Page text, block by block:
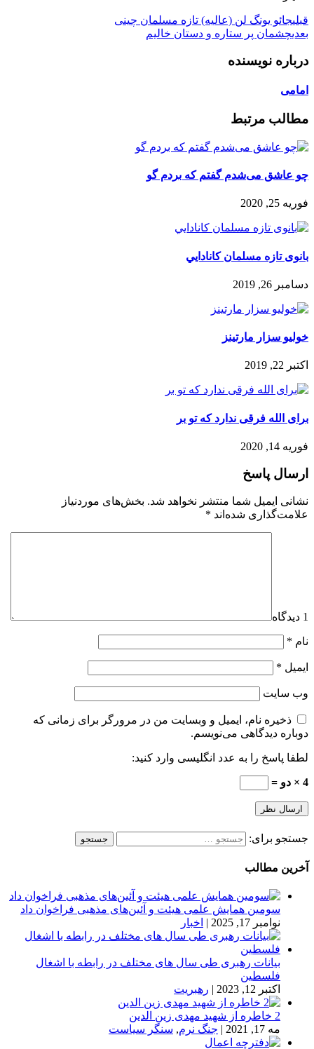
قبلیجائو یونگ لن (عالیه) تازه مسلمان چینی
بعدیچشمان پر ستاره و دستان خالیم
درباره نویسنده
امامی
مطالب مرتبط
چو عاشق می‌شدم گفتم که بردم گو
فوریه 25, 2020
بانوی تازه مسلمان كانادايي
دسامبر 26, 2019
خولیو سزار مارتینز
اکتبر 22, 2019
برای الله فرقی ندارد که تو بر
فوریه 14, 2020
ارسال پاسخ
نشانی ایمیل شما منتشر نخواهد شد. بخش‌های موردنیاز
علامت‌گذاری شده‌اند *
1 دیدگاه
نام *
ایمیل *
وب‌ سایت
ذخیره نام، ایمیل و وبسایت من در مرورگر برای زمانی که
دوباره دیدگاهی می‌نویسم.
لطفا پاسخ را به عدد انگلیسی وارد کنید:
4 × دو =
جستجو برای:
آخرین مطالب
سومین همایش علمی هیئت و آئین‌های مذهبی فراخوان داد
نوامبر 17, 2025
| اخبار
بیانات رهبری طی سال های مختلف در رابطه با اشغال
فلسطین
اکتبر 12, 2023
| رهبریت
2 خاطره از شهید مهدی زین الدین
مه 17, 2021
| جنگ نرم, سنگر سیاست